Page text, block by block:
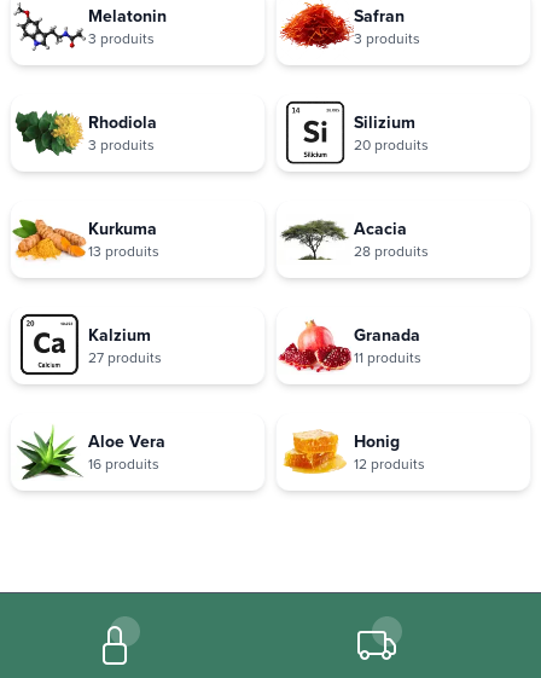
Melatonin
3 produits
Safran
3 produits
Rhodiola
3 produits
Silizium
20 produits
Kurkuma
13 produits
Acacia
28 produits
Kalzium
27 produits
Granada
11 produits
Aloe Vera
16 produits
Honig
12 produits